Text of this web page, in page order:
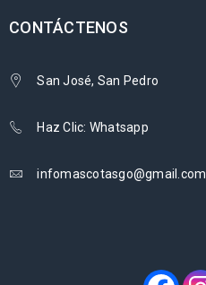
CONTÁCTENOS
San José, San Pedro
Haz Clic: Whatsapp
infomascotasgo@gmail.com